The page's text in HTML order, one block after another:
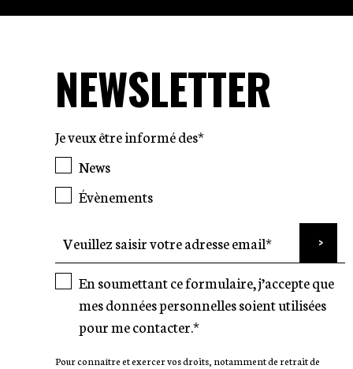
NEWSLETTER
Je veux être informé des*
News
Évènements
En soumettant ce formulaire, j’accepte que
mes données personnelles soient utilisées
pour me contacter.*
Pour connaître et exercer vos droits, notamment de retrait de